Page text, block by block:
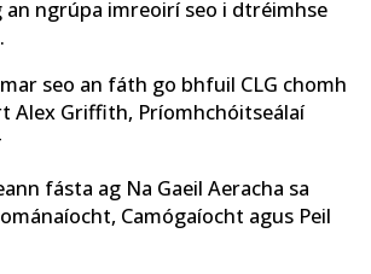
an ngrúpa imreoirí seo i dtréimhse
seo an fáth go bhfuil CLG chomh
Alex Griffith, Príomhchóitseálaí
fásta ag Na Gaeil Aeracha sa
Camógaíocht agus Peil